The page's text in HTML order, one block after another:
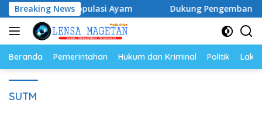
Langsung
ke
konten
Breaking News
dan Populasi Ayam Dukung Pengembangan
Beranda Pemerintahan Hukum dan Kriminal Politik
SUTM